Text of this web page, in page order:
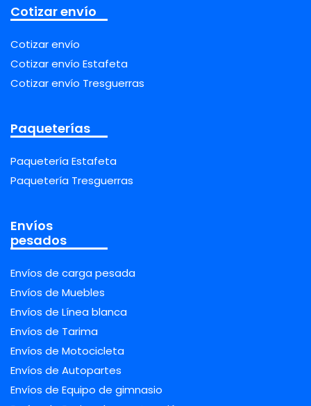
Cotizar envío
Cotizar envío
Cotizar envío Estafeta
Cotizar envío Tresguerras
Paqueterías
Paquetería Estafeta
Paquetería Tresguerras
Envíos
pesados
Envíos de carga pesada
Envíos de Muebles
Envíos de Línea blanca
Envíos de Tarima
Envíos de Motocicleta
Envíos de Autopartes
Envíos de Equipo de gimnasio